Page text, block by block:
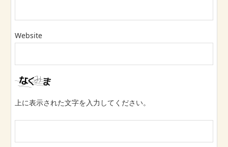
Website
上に表示された文字を入力してください。